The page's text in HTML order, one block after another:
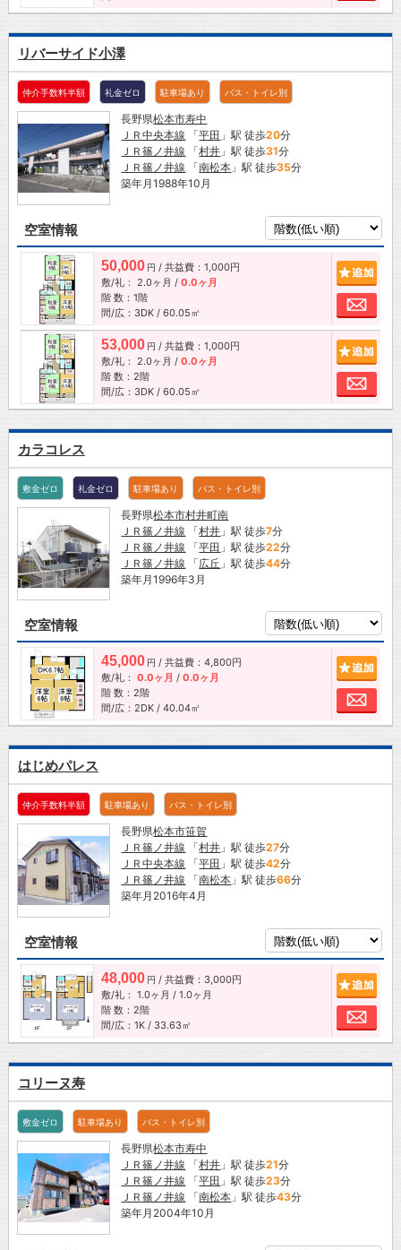
リバーサイド小澤
仲介手数料半額 礼金ゼロ 駐車場あり バス・トイレ別
長野県松本市寿中
ＪＲ中央本線 「平田 」駅 徒歩20分
ＪＲ篠ノ井線 「村井 」駅 徒歩31分
ＪＲ篠ノ井線 「南松本 」駅 徒歩35分
築年月1988年10月
空室情報
50,000 円 / 共益費：1,000円
敷/礼： 2.0ヶ月 / 0.0ヶ月
階 数：1階
間/広：3DK / 60.05㎡
追加
お
53,000 円 / 共益費：1,000円
敷/礼： 2.0ヶ月 / 0.0ヶ月
階 数：2階
間/広：3DK / 60.05㎡
追加
お
カラコレス
敷金ゼロ 礼金ゼロ 駐車場あり バス・トイレ別
長野県松本市村井町南
ＪＲ篠ノ井線 「村井 」駅 徒歩7分
ＪＲ篠ノ井線 「平田 」駅 徒歩22分
ＪＲ篠ノ井線 「広丘 」駅 徒歩44分
築年月1996年3月
空室情報
45,000 円 / 共益費：4,800円
敷/礼： 0.0ヶ月 / 0.0ヶ月
階 数：2階
間/広：2DK / 40.04㎡
お
はじめパレス
仲介手数料半額 駐車場あり バス・トイレ別
長野県松本市笹賀
ＪＲ篠ノ井線 「村井 」駅 徒歩27分
ＪＲ中央本線 「平田 」駅 徒歩42分
ＪＲ篠ノ井線 「南松本 」駅 徒歩66分
築年月2016年4月
空室情報
48,000 円 / 共益費：3,000円
敷/礼： 1.0ヶ月 / 1.0ヶ月
階 数：2階
間/広：1K / 33.63㎡
お
コリーヌ寿
敷金ゼロ 駐車場あり バス・トイレ別
長野県松本市寿中
ＪＲ篠ノ井線 「村井 」駅 徒歩21分
ＪＲ篠ノ井線 「平田 」駅 徒歩23分
ＪＲ篠ノ井線 「南松本 」駅 徒歩43分
築年月2004年10月